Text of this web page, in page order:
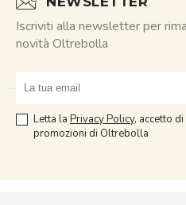
Iscriviti alla newsletter per
novità Oltrebolla
Letta la Privacy Policy, accetto
promozioni di Oltrebolla